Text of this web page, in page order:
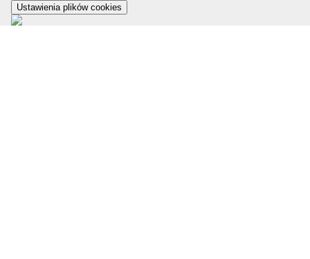
Ustawienia plików cookies